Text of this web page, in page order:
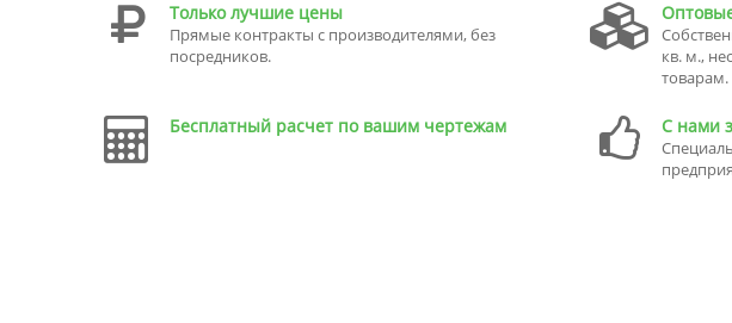
Только лучшие цены
Прямые контракты с производителями, без
посредников.
кв. м.,
товарам.
Бесплатный расчет по вашим чертежам С нами